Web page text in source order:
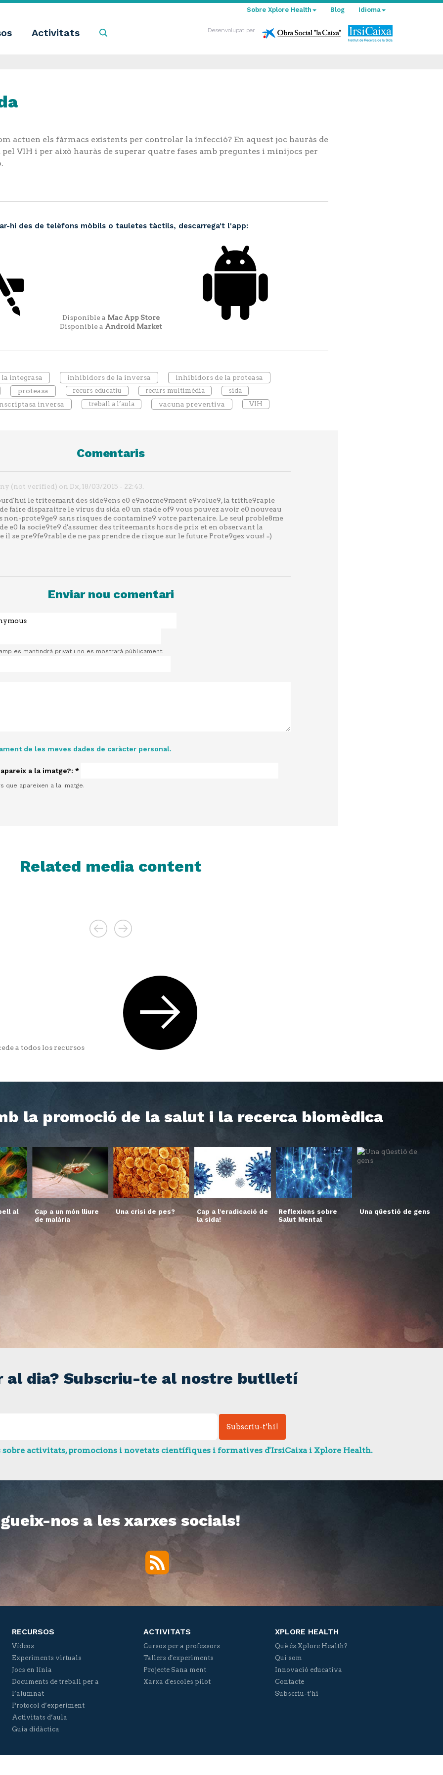
Activitats
Idioma
Sobre Xplore Health Blog
Desenvolupat per
actuen els fàrmacs existents per controlar la infecció? En aquest joc hauràs de
VIH i per això hauràs de superar quatre fases amb preguntes i minijocs per
hi des de telèfons mòbils o tauletes tàctils, descarrega't l'app:
Disponible a Mac App Store
Disponible a Android Market
integrasa inhibidors de la inversa
inhibidors de la proteasa
proteasa
recurs educatiu recurs multimèdia sida
inversa treball a l’aula vacuna preventiva VIH
Comentaris
(not verified) on Dx, 18/03/2015 - 22:43.
le triteemant des side9ens e0 e9norme9ment e9volue9, la trithe9rapie
faire disparaitre le virus du sida e0 un stade of9 vous pouvez avoir e0 nouveau
non-prote9ge9 sans risques de contamine9 votre partenaire. Le seul proble8me
e0 la socie9te9 d'assumer des triteemants hors de prix et en observant la
se pre9fe9rable de ne pas prendre de risque sur le future Prote9gez vous! =)
Enviar nou comentari
es mantindrà privat i no es mostrarà públicament.
de les meves dades de caràcter personal.
a la imatge?: *
que apareixen a la imatge.
Related media content
a todos los recursos
la promoció de la salut i la recerca biomèdica
al
Cap a un món lliure
de malària
Una crisi de pes?
Cap a l’eradicació de
la sida!
Reflexions sobre
Salut Mental
Una qüestió de gens
al dia? Subscriu-te al nostre butlletí
activitats, promocions i novetats científiques i formatives d'IrsiCaixa i Xplore Health.
nos a les xarxes socials!
RSS
RECURSOS
Vídeos
Experiments virtuals
Jocs en línia
Documents de treball per a
l’alumnat
Protocol d’experiment
Activitats d’aula
Guia didàctica
ACTIVITATS
Cursos per a professors
Tallers d'experiments
Projecte Sana ment
Xarxa d'escoles pilot
XPLORE HEALTH
Què és Xplore Health?
Qui som
Innovació educativa
Contacte
Subscriu-t’hi